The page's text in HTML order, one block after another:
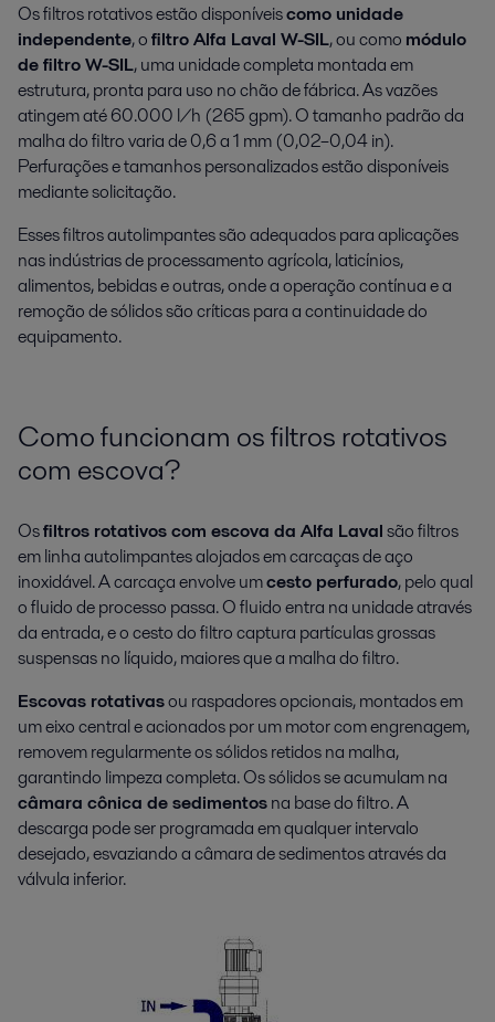
Os filtros rotativos estão disponíveiscomo unidade
independente, ofiltro Alfa Laval W-SIL, ou como módulo
de filtro W-SIL, uma unidade completa montada em
estrutura, pronta para uso no chão de fábrica. As vazões
atingem até 60.000 l/h (265 gpm). O tamanho padrão da
malha do filtro varia de 0,6 a 1 mm (0,02–0,04 in).
Perfurações e tamanhos personalizados estão disponíveis
mediante solicitação.
Esses filtros autolimpantes são adequados para aplicações
nas indústrias de processamento agrícola, laticínios,
alimentos, bebidas e outras, onde a operação contínua e a
remoção de sólidos são críticas para a continuidade do
equipamento.
Como funcionam os filtros rotativos
com escova?
Osfiltros rotativos com escova da Alfa Lavalsão filtros
em linha autolimpantes alojados em carcaças de aço
inoxidável. A carcaça envolve umcesto perfurado, pelo qual
o fluido de processo passa. O fluido entra na unidade através
da entrada, e o cesto do filtro captura partículas grossas
suspensas no líquido, maiores que a malha do filtro.
Escovas rotativasou raspadores opcionais, montados em
um eixo central e acionados por um motor com engrenagem,
removem regularmente os sólidos retidos na malha,
garantindo limpeza completa. Os sólidos se acumulam na
câmara cônica de sedimentosna base do filtro. A
descarga pode ser programada em qualquer intervalo
desejado, esvaziando a câmara de sedimentos através da
válvula inferior.